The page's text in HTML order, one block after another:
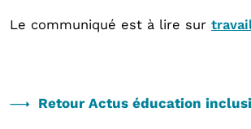
Le communiqué est à lire sur
Retour Actus éducation